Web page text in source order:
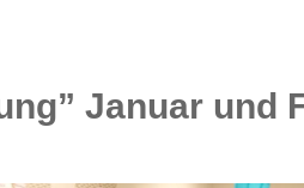
Januar und